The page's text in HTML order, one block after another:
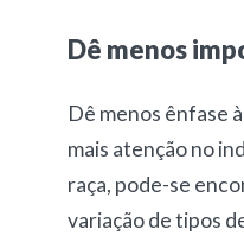
Dê menos
Dê menos ênfase
mais atenção no
raça, pode-se
variação de tipos